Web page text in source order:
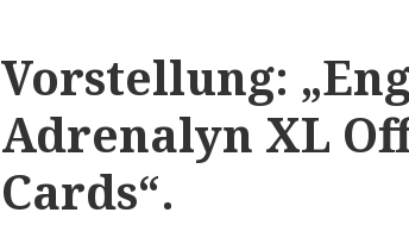
Vorstellung:
Adrenalyn XL
Cards“.